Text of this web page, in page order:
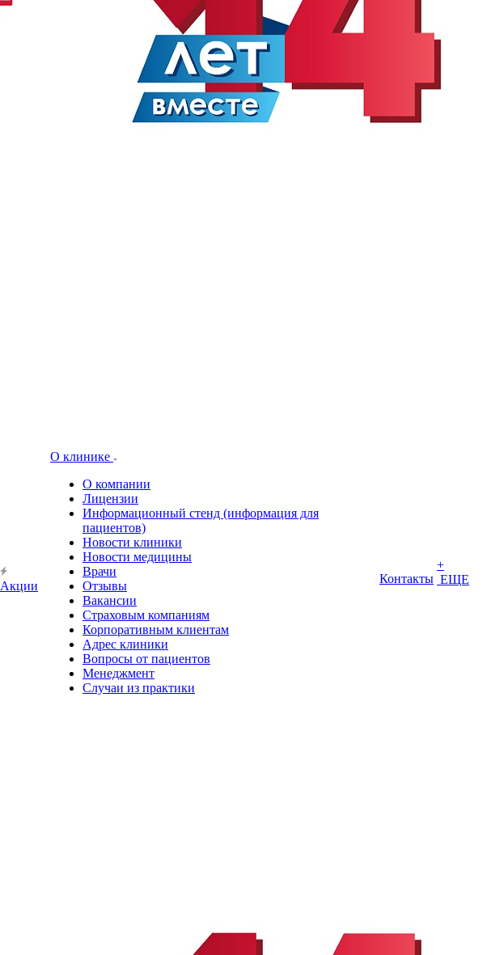
Акции
О клинике
О компании
Лицензии
Информационный стенд (информация для
пациентов)
Новости клиники
Новости медицины
Врачи
Отзывы
Вакансии
Страховым компаниям
Корпоративным клиентам
Адрес клиники
Вопросы от пациентов
Менеджмент
Случаи из практики
Контакты
+
ЕЩЕ